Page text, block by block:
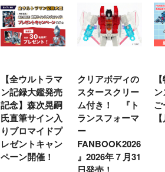
【全ウルトラマ
ン記録大鑑発売
記念】森次晃嗣
氏直筆サイン入
りブロマイドプ
レゼントキャン
ペーン開催！
クリアボディの
スタースクリー
ム付き！ 『ト
ランスフォーマ
ー
FANBOOK2026
』2026年７月31